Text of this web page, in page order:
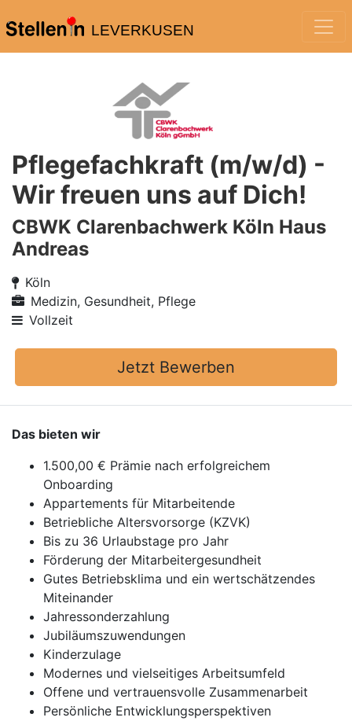
LEVERKUSEN
Pflegefachkraft (m/w/d) -
Wir freuen uns auf Dich!
CBWK Clarenbachwerk Köln Haus
Andreas
Köln
Medizin, Gesundheit, Pflege
Vollzeit
Jetzt Bewerben
Das bieten wir
1.500,00 € Prämie nach erfolgreichem
Onboarding
Appartements für Mitarbeitende
Betriebliche Altersvorsorge (KZVK)
Bis zu 36 Urlaubstage pro Jahr
Förderung der Mitarbeitergesundheit
Gutes Betriebsklima und ein wertschätzendes
Miteinander
Jahressonderzahlung
Jubiläumszuwendungen
Kinderzulage
Modernes und vielseitiges Arbeitsumfeld
Offene und vertrauensvolle Zusammenarbeit
Persönliche Entwicklungsperspektiven